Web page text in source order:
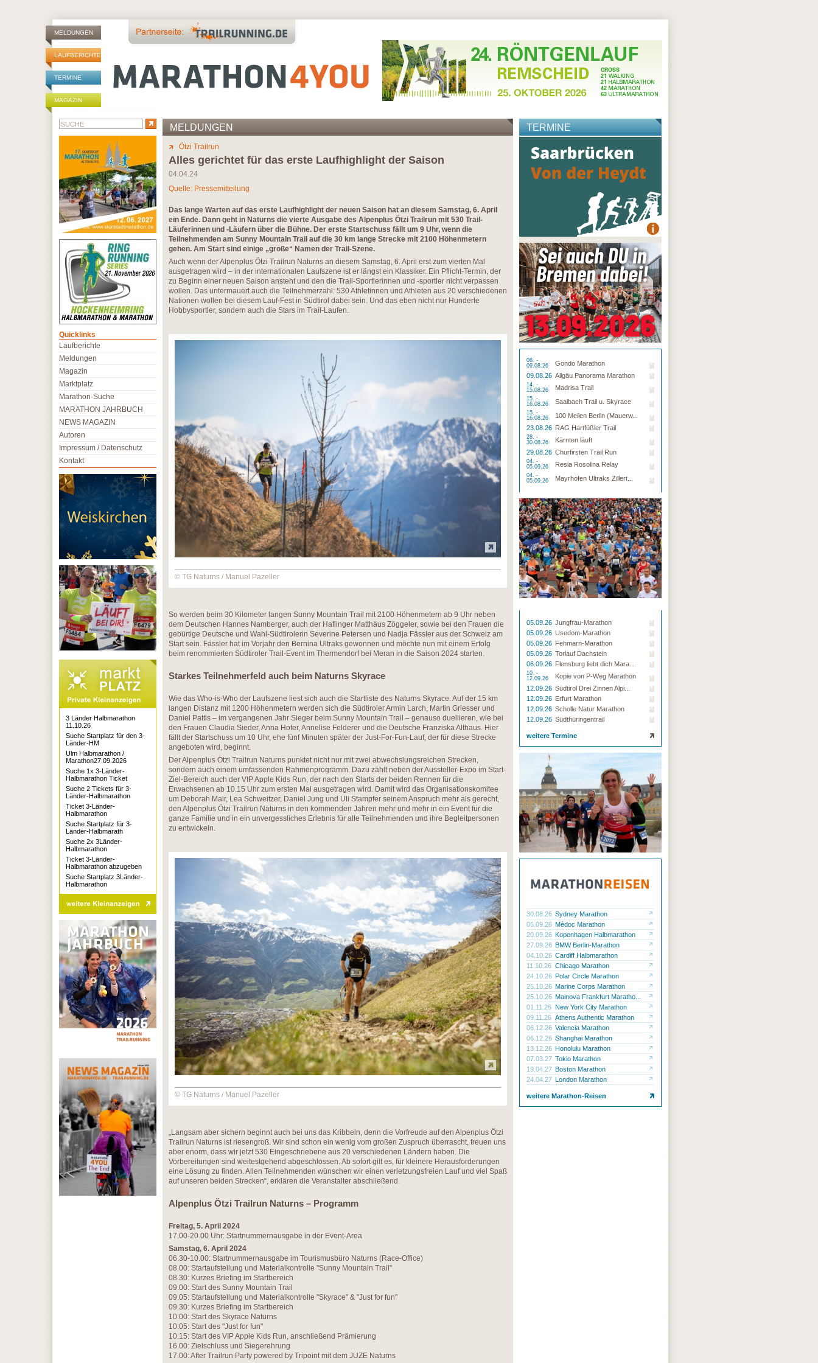
MELDUNGEN
LAUFBERICHTE
TERMINE
MAGAZIN
MELDUNGEN
Ötzi Trailrun
Alles gerichtet für das erste Laufhighlight der Saison
04.04.24
Quelle: Pressemitteilung
Das lange Warten auf das erste Laufhighlight der neuen Saison hat an diesem Samstag, 6. April
ein Ende. Dann geht in Naturns die vierte Ausgabe des Alpenplus Ötzi Trailrun mit 530 Trail-
Läuferinnen und -Läufern über die Bühne. Der erste Startschuss fällt um 9 Uhr, wenn die
Teilnehmenden am Sunny Mountain Trail auf die 30 km lange Strecke mit 2100 Höhenmetern
gehen. Am Start sind einige „große“ Namen der Trail-Szene.
Auch wenn der Alpenplus Ötzi Trailrun Naturns an diesem Samstag, 6. April erst zum vierten Mal
ausgetragen wird – in der internationalen Laufszene ist er längst ein Klassiker. Ein Pflicht-Termin, der
zu Beginn einer neuen Saison ansteht und den die Trail-Sportlerinnen und -sportler nicht verpassen
wollen. Das untermauert auch die Teilnehmerzahl: 530 Athletinnen und Athleten aus 20 verschiedenen
Nationen wollen bei diesem Lauf-Fest in Südtirol dabei sein. Und das eben nicht nur Hunderte
Hobbysportler, sondern auch die Stars im Trail-Laufen.
© TG Naturns / Manuel Pazeller
So werden beim 30 Kilometer langen Sunny Mountain Trail mit 2100 Höhenmetern ab 9 Uhr neben
dem Deutschen Hannes Namberger, auch der Haflinger Matthäus Zöggeler, sowie bei den Frauen die
gebürtige Deutsche und Wahl-Südtirolerin Severine Petersen und Nadja Fässler aus der Schweiz am
Start sein. Fässler hat im Vorjahr den Bernina Ultraks gewonnen und möchte nun mit einem Erfolg
beim renommierten Südtiroler Trail-Event im Thermendorf bei Meran in die Saison 2024 starten.
Starkes Teilnehmerfeld auch beim Naturns Skyrace
Wie das Who-is-Who der Laufszene liest sich auch die Startliste des Naturns Skyrace. Auf der 15 km
langen Distanz mit 1200 Höhenmetern werden sich die Südtiroler Armin Larch, Martin Griesser und
Daniel Pattis – im vergangenen Jahr Sieger beim Sunny Mountain Trail – genauso duellieren, wie bei
den Frauen Claudia Sieder, Anna Hofer, Annelise Felderer und die Deutsche Franziska Althaus. Hier
fällt der Startschuss um 10 Uhr, ehe fünf Minuten später der Just-For-Fun-Lauf, der für diese Strecke
angeboten wird, beginnt.
Der Alpenplus Ötzi Trailrun Naturns punktet nicht nur mit zwei abwechslungsreichen Strecken,
sondern auch einem umfassenden Rahmenprogramm. Dazu zählt neben der Aussteller-Expo im Start-
Ziel-Bereich auch der VIP Apple Kids Run, der nach den Starts der beiden Rennen für die
Erwachsenen ab 10.15 Uhr zum ersten Mal ausgetragen wird. Damit wird das Organisationskomitee
um Deborah Mair, Lea Schweitzer, Daniel Jung und Uli Stampfer seinem Anspruch mehr als gerecht,
den Alpenplus Ötzi Trailrun Naturns in den kommenden Jahren mehr und mehr in ein Event für die
ganze Familie und in ein unvergessliches Erlebnis für alle Teilnehmenden und ihre Begleitpersonen
zu entwickeln.
© TG Naturns / Manuel Pazeller
„Langsam aber sichern beginnt auch bei uns das Kribbeln, denn die Vorfreude auf den Alpenplus Ötzi
Trailrun Naturns ist riesengroß. Wir sind schon ein wenig vom großen Zuspruch überrascht, freuen uns
aber enorm, dass wir jetzt 530 Eingeschriebene aus 20 verschiedenen Ländern haben. Die
Vorbereitungen sind weitestgehend abgeschlossen. Ab sofort gilt es, für kleinere Herausforderungen
eine Lösung zu finden. Allen Teilnehmenden wünschen wir einen verletzungsfreien Lauf und viel Spaß
auf unseren beiden Strecken“, erklären die Veranstalter abschließend.
Alpenplus Ötzi Trailrun Naturns – Programm
Freitag, 5. April 2024
17.00-20.00 Uhr: Startnummernausgabe in der Event-Area
Samstag, 6. April 2024
06.30-10.00: Startnummernausgabe im Tourismusbüro Naturns (Race-Office)
08.00: Startaufstellung und Materialkontrolle "Sunny Mountain Trail"
08.30: Kurzes Briefing im Startbereich
09.00: Start des Sunny Mountain Trail
09.05: Startaufstellung und Materialkontrolle "Skyrace" & "Just for fun"
09.30: Kurzes Briefing im Startbereich
10.00: Start des Skyrace Naturns
10.05: Start des "Just for fun"
10.15: Start des VIP Apple Kids Run, anschließend Prämierung
16.00: Zielschluss und Siegerehrung
17.00: After Trailrun Party powered by Tripoint mit dem JUZE Naturns
TERMINE
08. -
09.08.26
Gondo Marathon
09.08.26 Allgäu Panorama Marathon
14. -
15.08.26
Madrisa Trail
15. -
16.08.26
Saalbach Trail u. Skyrace
15. -
16.08.26
100 Meilen Berlin (Mauerw...
23.08.26 RAG Hartfüßler Trail
28. -
30.08.26
Kärnten läuft
29.08.26 Churfirsten Trail Run
04. -
05.09.26
Resia Rosolina Relay
04. -
05.09.26
Mayrhofen Ultraks Zillert...
05.09.26 Jungfrau-Marathon
05.09.26 Usedom-Marathon
05.09.26 Fehmarn-Marathon
05.09.26 Torlauf Dachstein
06.09.26 Flensburg liebt dich Mara...
10. -
12.09.26
Kopie von P-Weg Marathon
12.09.26 Südtirol Drei Zinnen Alpi...
12.09.26 Erfurt Marathon
12.09.26 Scholle Natur Marathon
12.09.26 Südthüringentrail
weitere Termine
30.08.26 Sydney Marathon
05.09.26 Médoc Marathon
20.09.26 Kopenhagen Halbmarathon
27.09.26 BMW Berlin-Marathon
04.10.26 Cardiff Halbmarathon
11.10.26 Chicago Marathon
24.10.26 Polar Circle Marathon
25.10.26 Marine Corps Marathon
25.10.26 Mainova Frankfurt Maratho...
01.11.26 New York City Marathon
09.11.26 Athens Authentic Marathon
06.12.26 Valencia Marathon
06.12.26 Shanghai Marathon
13.12.26 Honolulu Marathon
07.03.27 Tokio Marathon
19.04.27 Boston Marathon
24.04.27 London Marathon
weitere Marathon-Reisen
Quicklinks
Laufberichte
Meldungen
Magazin
Marktplatz
Marathon-Suche
MARATHON JAHRBUCH
NEWS MAGAZIN
Autoren
Impressum / Datenschutz
Kontakt
3 Länder Halbmarathon
11.10.26
Suche Startplatz für den 3-
Länder-HM
Ulm Halbmarathon /
Marathon27.09.2026
Suche 1x 3-Länder-
Halbmarathon Ticket
Suche 2 Tickets für 3-
Länder-Halbmarathon
Ticket 3-Länder-
Halbmarathon
Suche Startplatz für 3-
Länder-Halbmarath
Suche 2x 3Länder-
Halbmarathon
Ticket 3-Länder-
Halbmarathon abzugeben
Suche Startplatz 3Länder-
Halbmarathon